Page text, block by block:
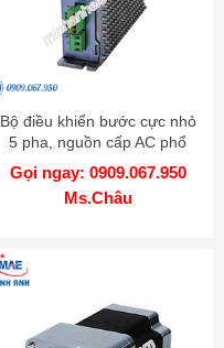
Bộ điều khiển bước cực nhỏ
5 pha, nguồn cấp AC phổ
biến - Model MD5-HF28
Gọi ngay: 0909.067.950
Ms.Châu